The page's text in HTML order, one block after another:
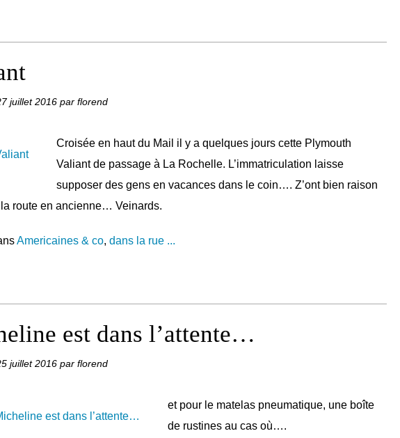
juillet 2016 par florend
Croisée en haut du Mail il y a quelques jours cette Plymouth
Valiant de passage à La Rochelle. L’immatriculation laisse
supposer des gens en vacances dans le coin…. Z’ont bien raison
route en ancienne… Veinards.
Americaines & co, dans la rue ...
est dans l’attente…
juillet 2016 par florend
et pour le matelas pneumatique, une boîte
de rustines au cas où….